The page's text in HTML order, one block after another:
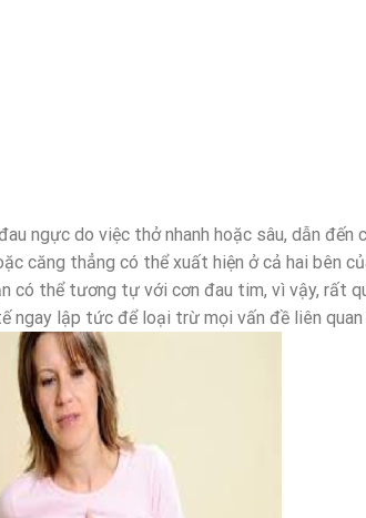
ngực do việc thở nhanh hoặc sâu, dẫn đến
căng thẳng có thể xuất hiện ở cả hai bên
có thể tương tự với cơn đau tim, vì vậy, rất
ngay lập tức để loại trừ mọi vấn đề liên quan